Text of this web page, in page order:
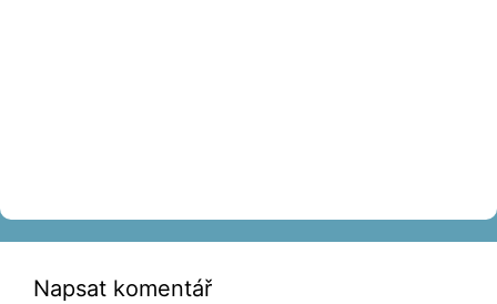
Napsat komentář